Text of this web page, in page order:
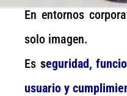
En entornos
solo imagen.
Es seguridad,
usuario y